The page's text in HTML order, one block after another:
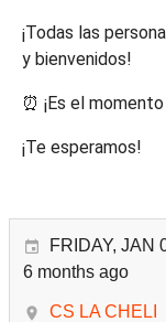
¡Todas las
y bienvenidos!
⏰ ¡Es el
¡Te esperamos!
FRIDAY, JAN
6 months ago
CS LA CHELI